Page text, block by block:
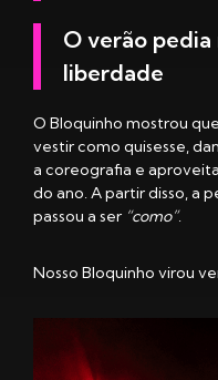
O verão
liberdade
O Bloquinho mostrou
vestir como quisesse,
a coreografia e
do ano. A partir disso, a
passou a ser “como”.
Nosso Bloquinho virou